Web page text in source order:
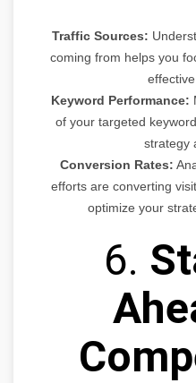
Traffic Sources:
coming from helps you
Keyword Performance:
of your targeted
strategy
Conversion Rates:
efforts are converting
optimize your
6.